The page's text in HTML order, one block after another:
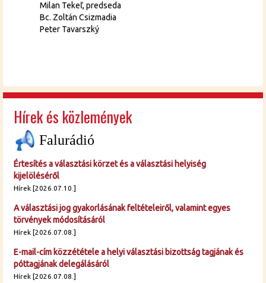
Milan Tekeľ, predseda
Bc. Zoltán Csizmadia
Peter Tavarszký
Hírek és közlemények
Falurádió
Értesítés a választási körzet és a választási helyiség
kijelöléséről
Hírek [2026.07.10.]
A választási jog gyakorlásának feltételeiről, valamint egyes
törvények módosításáról
Hírek [2026.07.08.]
E-mail-cím közzététele a helyi választási bizottság tagjának és
póttagjának delegálásáról
Hírek [2026.07.08.]